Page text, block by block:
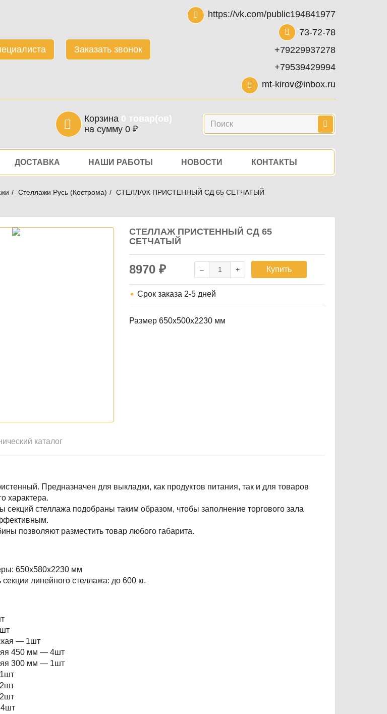
Заказать звонок
https://vk.com/public194841977
73-72-78
+79229937278
+79539429994
mt-kirov@inbox.ru
Корзина 0 товар(ов)
на сумму 0 ₽
Поиск
ДОСТАВКА НАШИ РАБОТЫ НОВОСТИ КОНТАКТЫ
Стеллажи Русь (Кострома) СТЕЛЛАЖ ПРИСТЕННЫЙ СД 65 СЕТЧАТЫЙ
СТЕЛЛАЖ ПРИСТЕННЫЙ СД 65
СЕТЧАТЫЙ
8970₽ Купить
Срок заказа 2-5 дней
Размер 650х500х2230 мм
каталог
Предназначен для выкладки, как продуктов питания, так и для товаров
характера.
секций стеллажа подобраны таким образом, чтобы заполнение торгового зала
позволяют разместить товар любого габарита.
650х580х2230 мм
линейного стеллажа: до 600 кг.
— 1шт
450 мм — 4шт
300 мм — 1шт